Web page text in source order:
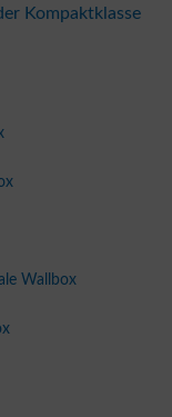
Kompaktklasse
Wallbox